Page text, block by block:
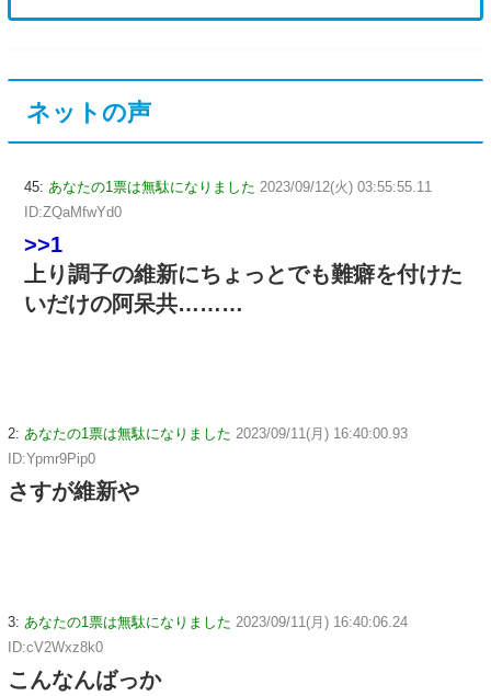
ネットの声
45: あなたの1票は無駄になりました 2023/09/12(火) 03:55:55.11
ID:ZQaMfwYd0
>>1
上り調子の維新にちょっとでも難癖を付けた
いだけの阿呆共………
2: あなたの1票は無駄になりました 2023/09/11(月) 16:40:00.93
ID:Ypmr9Pip0
さすが維新や
3: あなたの1票は無駄になりました 2023/09/11(月) 16:40:06.24
ID:cV2Wxz8k0
こんなんばっか